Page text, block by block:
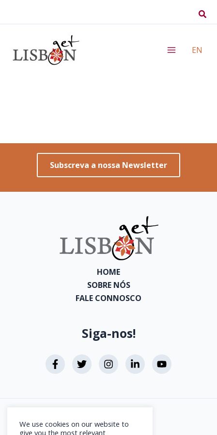
EN
Subscreva a nossa Newsletter
HOME
SOBRE NÓS
FALE CONNOSCO
Siga-nos!
Direitos de Autor
We use cookies on our website to
give you the most relevant